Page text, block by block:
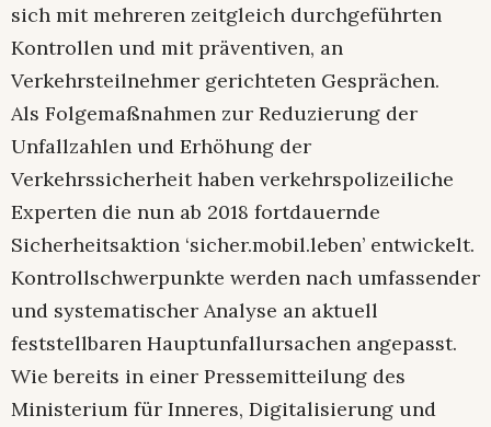
sich mit mehreren zeitgleich durchgeführten
Kontrollen und mit präventiven, an
Verkehrsteilnehmer gerichteten Gesprächen.
Als Folgemaßnahmen zur Reduzierung der
Unfallzahlen und Erhöhung der
Verkehrssicherheit haben verkehrspolizeiliche
Experten die nun ab 2018 fortdauernde
Sicherheitsaktion ‘sicher.mobil.leben’ entwickelt.
Kontrollschwerpunkte werden nach umfassender
und systematischer Analyse an aktuell
feststellbaren Hauptunfallursachen angepasst.
Wie bereits in einer Pressemitteilung des
Ministerium für Inneres, Digitalisierung und